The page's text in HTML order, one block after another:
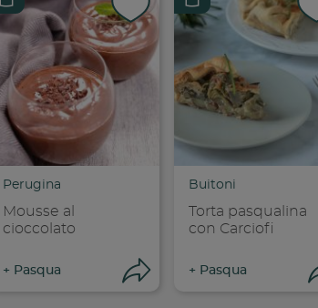
su
link
Condividi
Copia
condivisione
Perugina
Mousse al
cioccolato
+ Pasqua Apri
Buitoni
Torta pasqualina
con Carciofi
+ Pasqua